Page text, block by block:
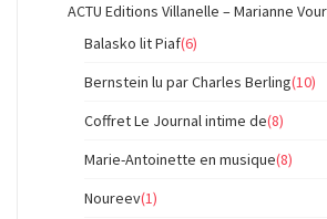
ACTU Editions Villanelle – Marianne
Balasko lit Piaf(6)
Bernstein lu par Charles Berling(10)
Coffret Le Journal intime de(8)
Marie-Antoinette en musique(8)
Noureev(1)